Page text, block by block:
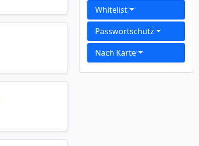
Whitelist
Passwortschutz
Nach Karte